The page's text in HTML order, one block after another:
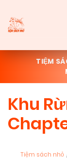
TIỆM
Khu
Tiệm sách nhỏ